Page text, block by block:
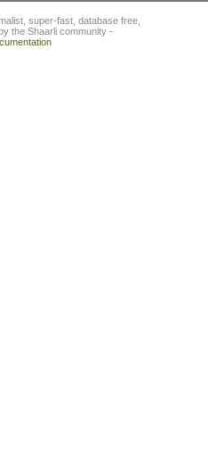
super-fast, database free,
the Shaarli community -